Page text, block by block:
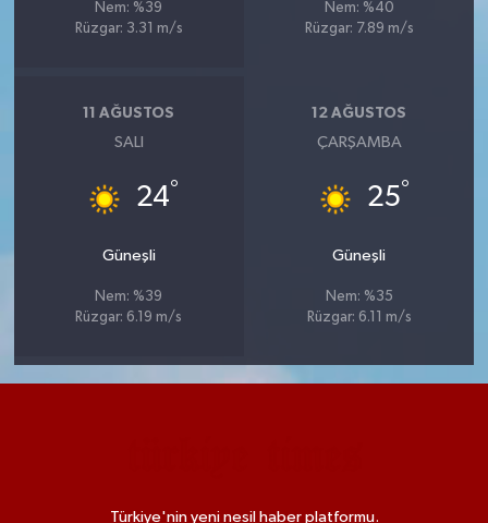
Nem: %39
Rüzgar: 3.31 m/s
Nem: %40
Rüzgar: 7.89 m/s
11 AĞUSTOS
SALI
24°
Güneşli
Nem: %39
Rüzgar: 6.19 m/s
12 AĞUSTOS
ÇARŞAMBA
25°
Güneşli
Nem: %35
Rüzgar: 6.11 m/s
Türkiye'nin yeni nesil haber platformu.